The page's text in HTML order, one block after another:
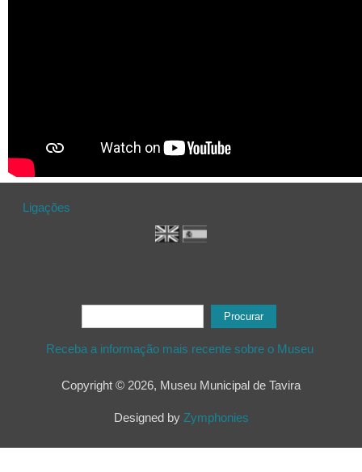
Ligações
Formulário de procura
Receba a informação mais recente sobre o Museu
Copyright © 2026, Museu Municipal de Tavira
Designed by Zymphonies